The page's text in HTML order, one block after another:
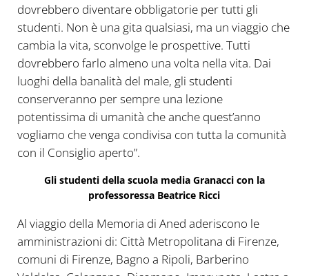
dovrebbero diventare obbligatorie per tutti gli
studenti. Non è una gita qualsiasi, ma un viaggio che
cambia la vita, sconvolge le prospettive. Tutti
dovrebbero farlo almeno una volta nella vita. Dai
luoghi della banalità del male, gli studenti
conserveranno per sempre una lezione
potentissima di umanità che anche quest’anno
vogliamo che venga condivisa con tutta la comunità
con il Consiglio aperto”.
Gli studenti della scuola media Granacci con la
professoressa Beatrice Ricci
Al viaggio della Memoria di Aned aderiscono le
amministrazioni di: Città Metropolitana di Firenze,
comuni di Firenze, Bagno a Ripoli, Barberino